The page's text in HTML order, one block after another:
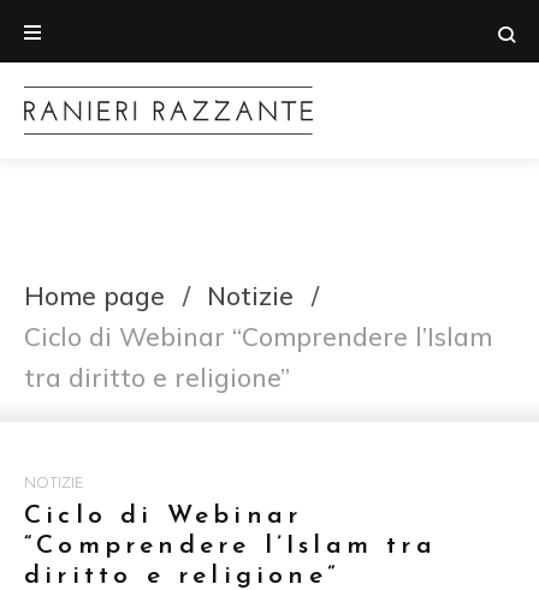
Home page / Notizie
/
Ciclo di Webinar “Comprendere l’Islam
tra diritto e religione”
NOTIZIE
Ciclo di Webinar
“Comprendere l’Islam tra
diritto e religione”